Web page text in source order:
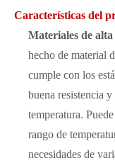
Características del
Materiales de
hecho de material
cumple con los
buena resistencia
temperatura.
rango de
necesidades de